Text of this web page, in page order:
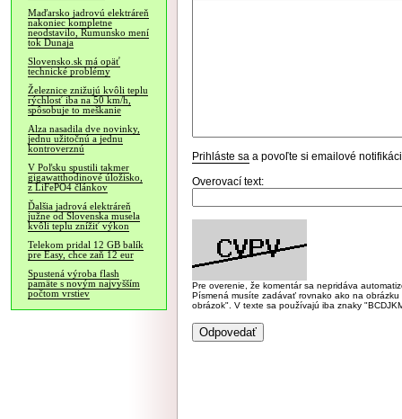
Maďarsko jadrovú elektráreň
nakoniec kompletne
neodstavilo, Rumunsko mení
tok Dunaja
Slovensko.sk má opäť
technické problémy
Železnice znižujú kvôli teplu
rýchlosť iba na 50 km/h,
spôsobuje to meškanie
Alza nasadila dve novinky,
jednu užitočnú a jednu
kontroverznú
V Poľsku spustili takmer
gigawatthodinové úložisko,
z LiFePO4 článkov
Ďalšia jadrová elektráreň
južne od Slovenska musela
kvôli teplu znížiť výkon
Telekom pridal 12 GB balík
pre Easy, chce zaň 12 eur
Spustená výroba flash
pamäte s novým najvyšším
počtom vrstiev
Prihláste sa a povoľte si emailové
Overovací text:
Pre overenie, že komentár sa nepridáva
Písmená musíte zadávať rovnako ako na
obrázok". V texte sa používajú iba znaky